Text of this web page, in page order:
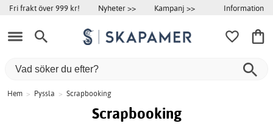
Fri frakt över 999 kr! Nyheter >> Kampanj >> Information
Hem > Pyssla > Scrapbooking
Scrapbooking